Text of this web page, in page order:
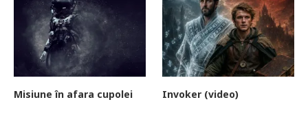
Misiune în afara cupolei Invoker (video)